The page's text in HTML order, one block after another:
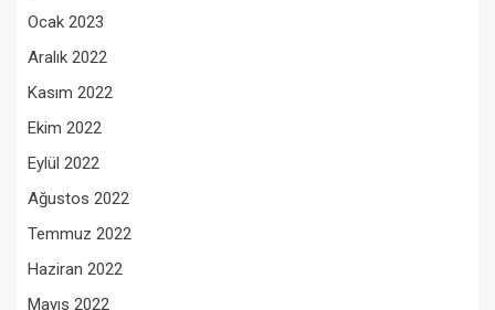
Ocak 2023
Aralık 2022
Kasım 2022
Ekim 2022
Eylül 2022
Ağustos 2022
Temmuz 2022
Haziran 2022
Mayıs 2022